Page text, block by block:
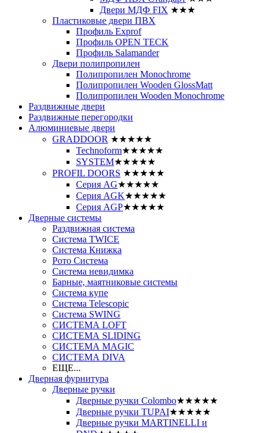
Двери МДФ FIX ★★★
Пластиковые двери ПВХ
Профиль Exprof
Профиль OPEN TECK
Профиль Salamander
Двери полипропилен
Полипропилен Monochrome
Полипропилен Wooden GlossMatt
Полипропилен Wooden Monochrome
Раздвижные двери
Раздвижные перегородки
Алюминиевые двери
GRADDOOR ★★★★★
Technoform★★★★★
SYSTEM★★★★★
PROFIL DOORS ★★★★★
Серия AG★★★★★
Серия AGK★★★★★
Серия AGP★★★★★
Дверные системы
Раздвижная система
Система TWICE
Система Книжка
Рото Система
Система невидимка
Барные, маятниковые системы
Система купе
Система Telescopic
Система SWING
СИСТЕМА LOFT
СИСТЕМА SLIDING
СИСТЕМА MAGIC
СИСТЕМА DIVA
ЕЩЕ...
Дверная фурнитура
Дверные ручки
Дверные ручки Colombo★★★★★
Дверные ручки TUPAI★★★★★
Дверные ручки MARTINELLI и